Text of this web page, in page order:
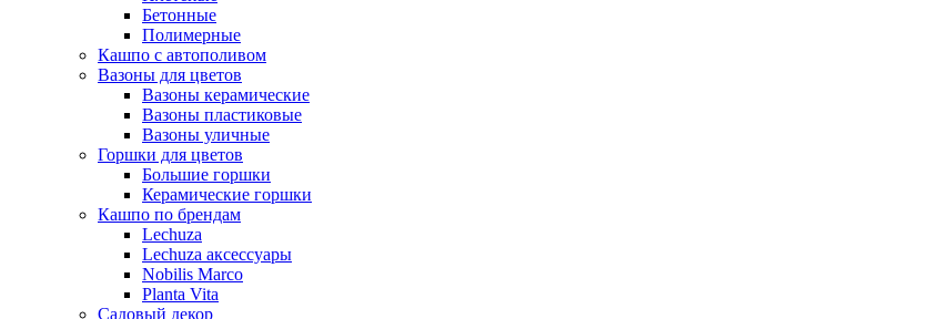
Бетонные
Полимерные
Кашпо с автополивом
Вазоны для цветов
Вазоны керамические
Вазоны пластиковые
Вазоны уличные
Горшки для цветов
Большие горшки
Керамические горшки
Кашпо по брендам
Lechuza
Lechuza аксессуары
Nobilis Marco
Planta Vita
Садовый декор